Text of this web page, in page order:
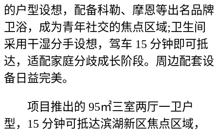
的户型设想，配备科勒、摩恩等出名品牌
卫浴，成为青年社交的焦点区域;卫生间
采用干湿分手设想，驾车 15 分钟即可抵
达，适配家庭分歧成长阶段。周边配套设
备日益完美。
项目推出的 95㎡三室两厅一卫户
型，15 分钟可抵达滨湖新区焦点区域，